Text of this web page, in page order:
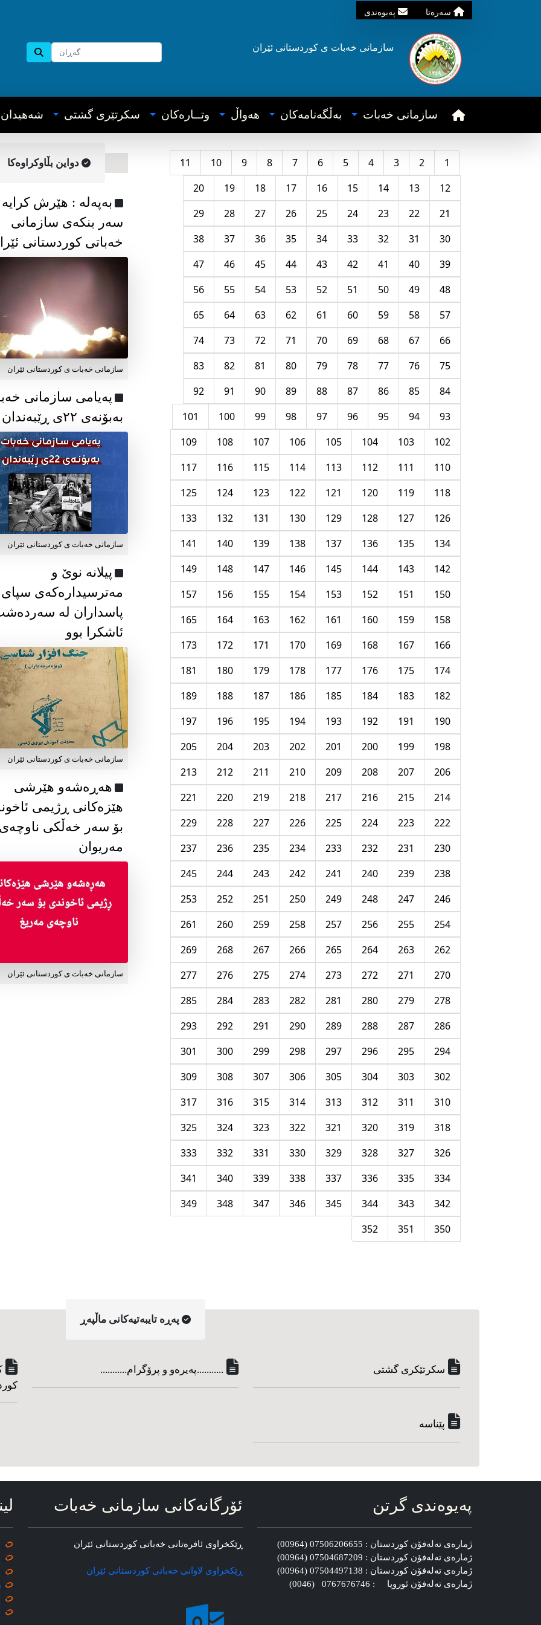
سه‌ره‌تا په‌یوه‌ندی
سازمانی خه‌بات ی کوردستانی ئێران
سازمانی خه‌بات به‌ڵگه‌نامه‌کان هه‌واڵ وتــاره‌کان سکرتێری گشتی شه‌هیدان
1
2
3
4
5
6
7
8
9
10
11
12
13
14
15
16
17
18
19
20
21
22
23
24
25
26
27
28
29
30
31
32
33
34
35
36
37
38
39
40
41
42
43
44
45
46
47
48
49
50
51
52
53
54
55
56
57
58
59
60
61
62
63
64
65
66
67
68
69
70
71
72
73
74
75
76
77
78
79
80
81
82
83
84
85
86
87
88
89
90
91
92
93
94
95
96
97
98
99
100
101
102
103
104
105
106
107
108
109
110
111
112
113
114
115
116
117
118
119
120
121
122
123
124
125
126
127
128
129
130
131
132
133
134
135
136
137
138
139
140
141
142
143
144
145
146
147
148
149
150
151
152
153
154
155
156
157
158
159
160
161
162
163
164
165
166
167
168
169
170
171
172
173
174
175
176
177
178
179
180
181
182
183
184
185
186
187
188
189
190
191
192
193
194
195
196
197
198
199
200
201
202
203
204
205
206
207
208
209
210
211
212
213
214
215
216
217
218
219
220
221
222
223
224
225
226
227
228
229
230
231
232
233
234
235
236
237
238
239
240
241
242
243
244
245
246
247
248
249
250
251
252
253
254
255
256
257
258
259
260
261
262
263
264
265
266
267
268
269
270
271
272
273
274
275
276
277
278
279
280
281
282
283
284
285
286
287
288
289
290
291
292
293
294
295
296
297
298
299
300
301
302
303
304
305
306
307
308
309
310
311
312
313
314
315
316
317
318
319
320
321
322
323
324
325
326
327
328
329
330
331
332
333
334
335
336
337
338
339
340
341
342
343
344
345
346
347
348
349
350
351
352
دواین بڵاوکراوه‌کا
به‌په‌له‌ : هێرش کرایە
سەر بنکەی سازمانی
خەباتی کوردستانی
سازمانی خەبات ی کوردستانی ئێران
پەیامی سازمانی
بەبۆنەی ۲۲ی ڕێبەندان
سازمانی خەبات ی كوردستانی ئێران
پیلانە نوێ و
مەترسیدارەکەی سپای
پاسداران لە
ئاشکرا بوو
سازمانی خەبات ی كوردستانی ئێران
هەڕەشەو هێرشی
هێزەکانی ڕژیمی
بۆ سەر خەڵکی
مەریوان
سازمانی خەبات ی کوردستانی ئێران
په‌ڕه‌ تایبه‌تیه‌کانی ماڵپه‌ڕ
سکرتێکری گشتی ...........په‌یره‌و و پرۆگرام...........
پێناسه‌
په‌یوه‌ندی گرتن
ژماره‌ی ته‌له‌فۆن کوردستان : 07506206655 (00964)
ژماره‌ی ته‌له‌فۆن کوردستان : 07504687209 (00964)
ژماره‌ی ته‌له‌فۆن کوردستان : 07504497138 (00964)
ژماره‌ی ته‌له‌فۆن ئوروپا : 0767676746 (0046)
ئۆرگانه‌کانی سازمانی خه‌بات
ڕێکخراوی ئافره‌تانی خه‌باتی کوردستانی ئێران
ڕێکخراوی لاوانی خه‌باتی کوردستانی ئێران